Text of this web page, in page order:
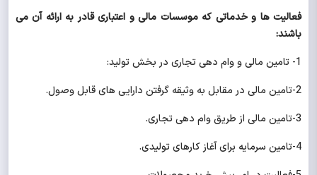
فعالیت ها و خدماتی که موسسات مالی و اعتباری قادر به ارائه آن می
باشند:
1- تامین مالی و وام دهی تجاری در بخش تولید:
2-تامین مالی در مقابل به وثیقه گرفتن دارایی های قابل وصول.
3-تامین مالی از طریق وام دهی تجاری.
4-تامین سرمایه برای آغاز کارهای تولیدی.